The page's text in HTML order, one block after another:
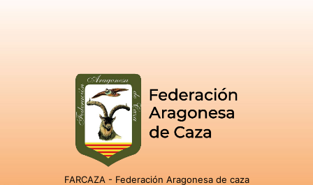
FARCAZA - Federación Aragonesa de caza